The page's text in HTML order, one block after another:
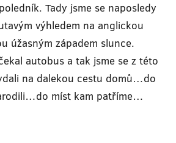
Tady jsme se naposledy
výhledem na anglickou
úžasným západem slunce.
autobus a tak jsme se z této
na dalekou cestu domů…do
míst kam patříme…